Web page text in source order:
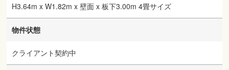
H3.64m x W1.82m x 壁面 x 板下3.00m 4畳サイズ
物件状態
クライアント契約中